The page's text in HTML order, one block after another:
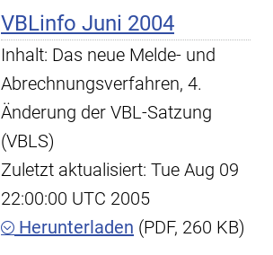
VBLinfo Juni 2004
Inhalt: Das neue Melde- und
Abrechnungsverfahren, 4.
Änderung der VBL-Satzung
(VBLS)
Zuletzt aktualisiert: Tue Aug 09
22:00:00 UTC 2005
Herunterladen (PDF, 260 KB)